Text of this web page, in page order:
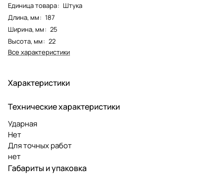
Единица товара: Штука
Длина, мм: 187
Ширина, мм: 25
Высота, мм: 22
Все характеристики
Характеристики
Технические характеристики
Ударная
Нет
Для точных работ
нет
Габариты и упаковка